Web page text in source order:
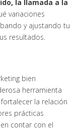
la llamada a la
variaciones
y ajustando tu
resultados.
bien
herramienta
la relación
prácticas
contar con el